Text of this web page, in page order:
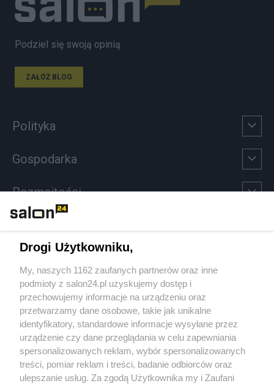
Podziel się swoją opinią
ZAŁÓŻ BLOG
Polityka
Gospodarka
Rozmaitości
Sport
Społeczeństwo
Kultura
X Facebook Instagram Youtube
Drogi Użytkowniku,
My, naszych 1162 zaufanych partnerów oraz inne
podmioty z salon24.pl uzyskujemy dostęp i
przechowujemy informacje na urządzeniu oraz
przetwarzamy dane osobowe, takie jak unikalne
identyfikatory, standardowe informacje wysyłane przez
urządzenie czy dane przeglądania w celu zapewniania
spersonalizowanych reklam, wybór spersonalizowanych
treści, pomiar reklam i treści, badanie odbiorców oraz
ulepszanie usług. Za zgodą Użytkownika my i Zaufani